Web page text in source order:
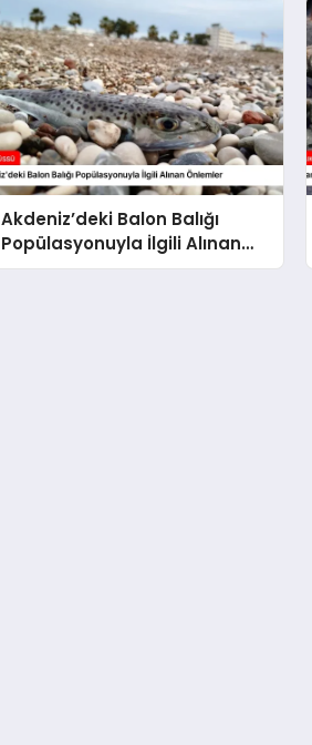
Akdeniz’deki Balon Balığı
Popülasyonuyla İlgili Alınan
Önlemler